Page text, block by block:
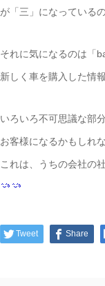
が「三」になっている
それに気になるのは「
新しく車を購入した情
いろいろ不可思議な部
お客様になるかもしれ
これは、うちの会社の
Tweet Share